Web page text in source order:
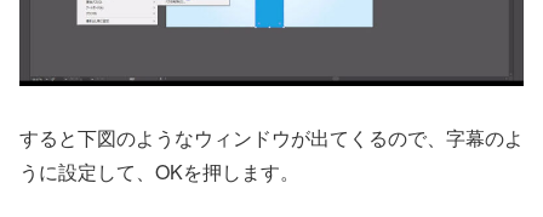
すると下図のようなウィンドウが出てくるので、字幕のよ
うに設定して、OKを押します。